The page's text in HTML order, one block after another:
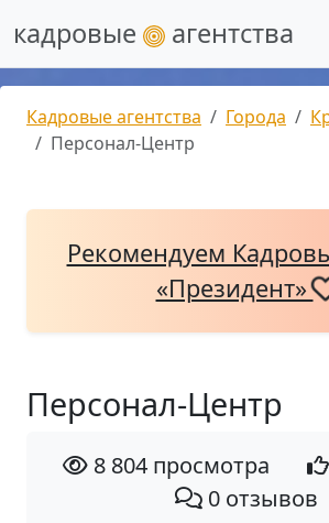
кадровые агентства
Кадровые агентства Города
Персонал-Центр
Рекомендуем
«Президент»
Персонал-Центр
8 804 просмотра
0 отзывов